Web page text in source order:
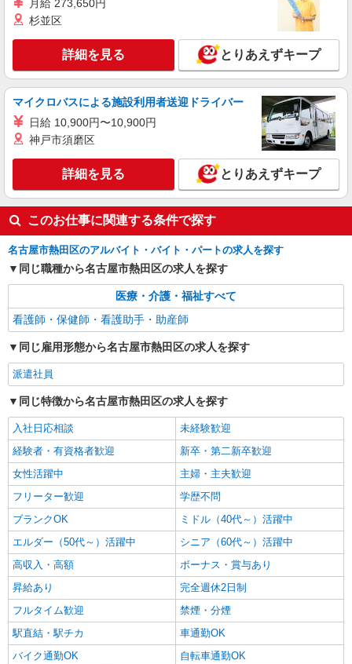
月給 273,650円
杉並区
詳細を見る とりあえずキープ
マイクロバスによる施設利用者送迎ドライバー
日給 10,900円〜10,900円
神戸市須磨区
詳細を見る とりあえずキープ
このお仕事に関連する条件で探す
名古屋市熱田区のアルバイト・バイト・パートの求人を探す
同じ職種から名古屋市熱田区の求人を探す
医療・介護・福祉すべて
看護師・保健師・看護助手・助産師
同じ雇用形態から名古屋市熱田区の求人を探す
派遣社員
同じ特徴から名古屋市熱田区の求人を探す
入社日応相談
未経験歓迎
経験者・有資格者歓迎
新卒・第二新卒歓迎
女性活躍中
主婦・主夫歓迎
フリーター歓迎
学歴不問
ブランクOK
ミドル（40代～）活躍中
エルダー（50代～）活躍中
シニア（60代～）活躍中
高収入・高額
ボーナス・賞与あり
昇給あり
完全週休2日制
フルタイム歓迎
禁煙・分煙
駅直結・駅チカ
車通勤OK
バイク通勤OK
自転車通勤OK